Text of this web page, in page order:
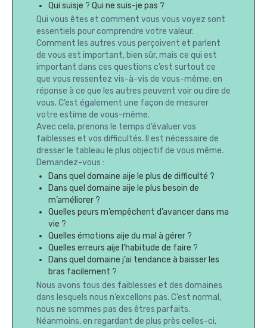
Qui suisje ? Qui ne suis-je pas ?
Qui vous êtes et comment vous vous voyez sont
essentiels pour comprendre votre valeur.
Comment les autres vous perçoivent et parlent
de vous est important, bien sûr, mais ce qui est
important dans ces questions c’est surtout ce
que vous ressentez vis-à-vis de vous-même, en
réponse à ce que les autres peuvent voir ou dire de
vous. C’est également une façon de mesurer
votre estime de vous-même.
Avec cela, prenons le temps d’évaluer vos
faiblesses et vos difficultés. Il est nécessaire de
dresser le tableau le plus objectif de vous même.
Demandez-vous :
Dans quel domaine aije le plus de difficulté ?
Dans quel domaine aije le plus besoin de
m’améliorer ?
Quelles peurs m’empêchent d’avancer dans ma
vie ?
Quelles émotions aije du mal à gérer ?
Quelles erreurs aije l’habitude de faire ?
Dans quel domaine j’ai tendance à baisser les
bras facilement ?
Nous avons tous des faiblesses et des domaines
dans lesquels nous n’excellons pas. C’est normal,
nous ne sommes pas des êtres parfaits.
Néanmoins, en regardant de plus près celles-ci,